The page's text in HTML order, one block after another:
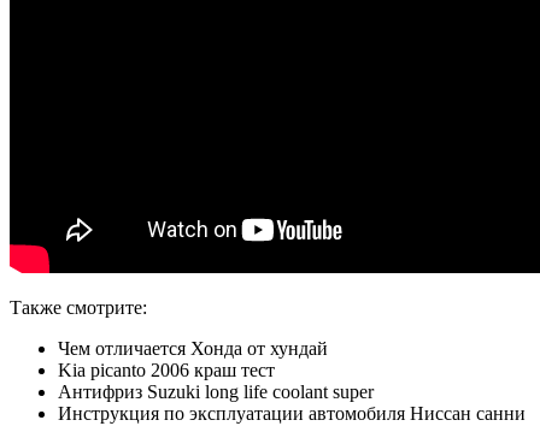
Также смотрите:
Чем отличается Хонда от хундай
Kia picanto 2006 краш тест
Антифриз Suzuki long life coolant super
Инструкция по эксплуатации автомобиля Ниссан санни